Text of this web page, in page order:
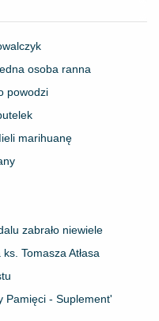
osoba ranna
powodzi
marihuanę
zabrało niewiele
Tomasza Atłasa
Pamięci - Suplement'